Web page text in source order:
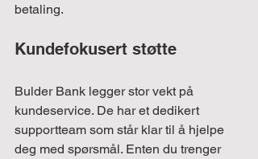
betaling.
Kundefokusert støtte
Bulder Bank legger stor vekt på
kundeservice. De har et dedikert
supportteam som står klar til å hjelpe
deg med spørsmål. Enten du trenger